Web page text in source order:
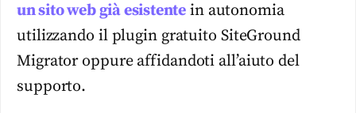
un sito web già esistente in autonomia
utilizzando il plugin gratuito SiteGround
Migrator oppure affidandoti all’aiuto del
supporto.